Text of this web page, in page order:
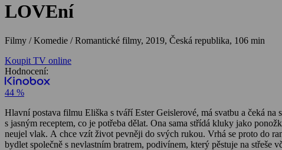
LOVEní
Filmy / Komedie / Romantické filmy, 2019, Česká republika, 106 min
Koupit TV online
Hodnocení:
44 %
Hlavní postava filmu Eliška s tváří Ester Geislerové, má svatbu a čeká
s jasným receptem, co je potřeba dělat. Ona sama střídá kluky jako
neujel vlak. A chce vzít život pevněji do svých rukou. Vrhá se proto do
bydlet společně s nevlastním bratrem, podivínem, který pěstuje na střeše